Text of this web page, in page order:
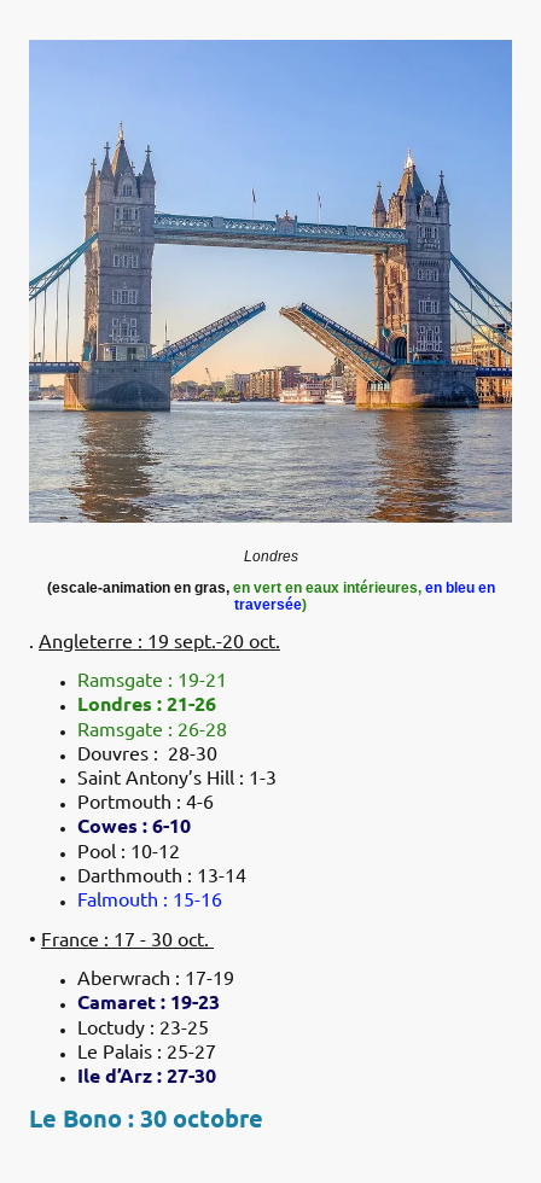
Londres
(escale-animation en gras, en vert en eaux intérieures, en bleu en
traversée)
. Angleterre : 19 sept.-20 oct.
Ramsgate : 19-21
Londres : 21-26
Ramsgate : 26-28
Douvres : 28-30
Saint Antony’s Hill : 1-3
Portmouth : 4-6
Cowes : 6-10
Pool : 10-12
Darthmouth : 13-14
Falmouth : 15-16
• France : 17 - 30 oct.
Aberwrach : 17-19
Camaret : 19-23
Loctudy : 23-25
Le Palais : 25-27
Ile d’Arz : 27-30
Le Bono : 30 octobre